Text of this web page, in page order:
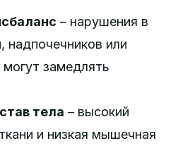
– нарушения в
надпочечников или
замедлять
тела – высокий
и низкая мышечная